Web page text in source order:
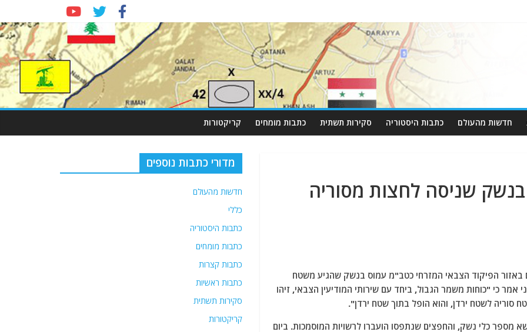
חדשות מהעולם כתבות היסטוריה סקירות תשתית כתבות מומחים קריקטורות
שניסה לחצות מסוריה
הירדניים באזור הפיקוד הצבאי המזרחי כטב"מ עמוס בנשק שהגיע משטח
כי "כוחות משמר הגבול, ביחד עם שירותי המודיעין הצבאי, זיהו
לשטח ירדן, והוא הופל בתוך שטח ירדן".
מספר כלי נשק, והחפצים שנתפסו הועברו לרשויות המוסמכות. ביום
מדורי כתבות נוספים
חדשות מהעולם
כללי
כתבות היסטוריה
כתבות מומחים
כתבות קצרות
כתבות ראשיות
סקירות תשתית
קריקטורות